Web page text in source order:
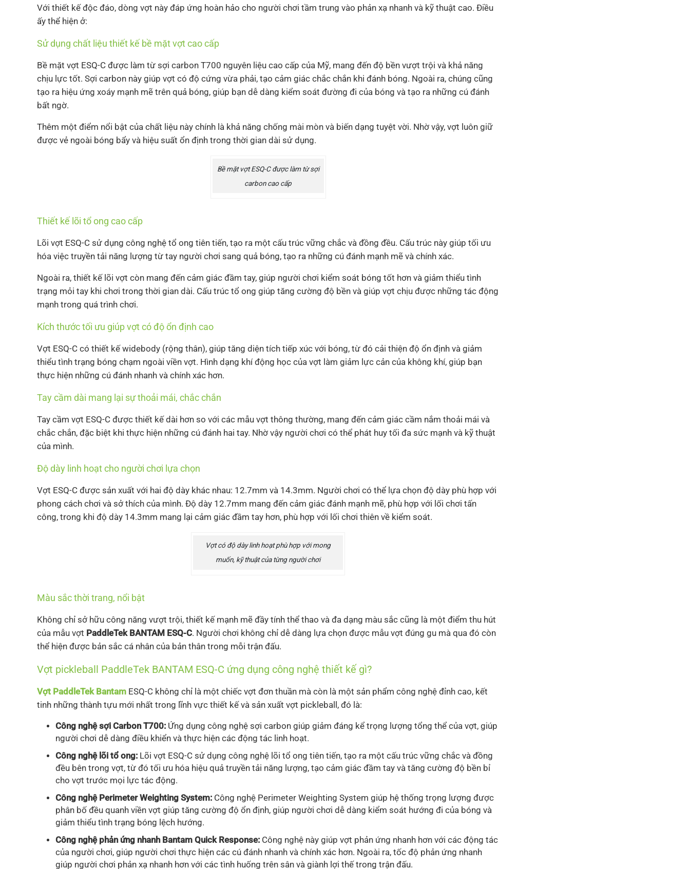
Với thiết kế độc đáo, dòng vợt này đáp ứng hoàn hảo cho người chơi tầm trung vào phản xạ nhanh và kỹ thuật cao. Điều
ấy thể hiện ở:
Sử dụng chất liệu thiết kế bề mặt vợt cao cấp
Bề mặt vợt ESQ-C được làm từ sợi carbon T700 nguyên liệu cao cấp của Mỹ, mang đến độ bền vượt trội và khả năng
chịu lực tốt. Sợi carbon này giúp vợt có độ cứng vừa phải, tạo cảm giác chắc chắn khi đánh bóng. Ngoài ra, chúng cũng
tạo ra hiệu ứng xoáy mạnh mẽ trên quả bóng, giúp bạn dễ dàng kiểm soát đường đi của bóng và tạo ra những cú đánh
bất ngờ.
Thêm một điểm nổi bật của chất liệu này chính là khả năng chống mài mòn và biến dạng tuyệt vời. Nhờ vậy, vợt luôn giữ
được vẻ ngoài bóng bẩy và hiệu suất ổn định trong thời gian dài sử dụng.
Bề mặt vợt ESQ-C được làm từ sợi
carbon cao cấp
Thiết kế lõi tổ ong cao cấp
Lõi vợt ESQ-C sử dụng công nghệ tổ ong tiên tiến, tạo ra một cấu trúc vững chắc và đồng đều. Cấu trúc này giúp tối ưu
hóa việc truyền tải năng lượng từ tay người chơi sang quả bóng, tạo ra những cú đánh mạnh mẽ và chính xác.
Ngoài ra, thiết kế lõi vợt còn mang đến cảm giác đầm tay, giúp người chơi kiểm soát bóng tốt hơn và giảm thiểu tình
trạng mỏi tay khi chơi trong thời gian dài. Cấu trúc tổ ong giúp tăng cường độ bền và giúp vợt chịu được những tác động
mạnh trong quá trình chơi.
Kích thước tối ưu giúp vợt có độ ổn định cao
Vợt ESQ-C có thiết kế widebody (rộng thân), giúp tăng diện tích tiếp xúc với bóng, từ đó cải thiện độ ổn định và giảm
thiểu tình trạng bóng chạm ngoài viền vợt. Hình dạng khí động học của vợt làm giảm lực cản của không khí, giúp bạn
thực hiện những cú đánh nhanh và chính xác hơn.
Tay cầm dài mang lại sự thoải mái, chắc chắn
Tay cầm vợt ESQ-C được thiết kế dài hơn so với các mẫu vợt thông thường, mang đến cảm giác cầm nắm thoải mái và
chắc chắn, đặc biệt khi thực hiện những cú đánh hai tay. Nhờ vậy người chơi có thể phát huy tối đa sức mạnh và kỹ thuật
của mình.
Độ dày linh hoạt cho người chơi lựa chọn
Vợt ESQ-C được sản xuất với hai độ dày khác nhau: 12.7mm và 14.3mm. Người chơi có thể lựa chọn độ dày phù hợp với
phong cách chơi và sở thích của mình. Độ dày 12.7mm mang đến cảm giác đánh mạnh mẽ, phù hợp với lối chơi tấn
công, trong khi độ dày 14.3mm mang lại cảm giác đầm tay hơn, phù hợp với lối chơi thiên về kiểm soát.
Vợt có độ dày linh hoạt phù hợp với mong
muốn, kỹ thuật của từng người chơi
Màu sắc thời trang, nổi bật
Không chỉ sở hữu công năng vượt trội, thiết kế mạnh mẽ đầy tính thể thao và đa dạng màu sắc cũng là một điểm thu hút
của mẫu vợt PaddleTek BANTAM ESQ-C. Người chơi không chỉ dễ dàng lựa chọn được mẫu vợt đúng gu mà qua đó còn
thể hiện được bản sắc cá nhân của bản thân trong mỗi trận đấu.
Vợt pickleball PaddleTek BANTAM ESQ-C ứng dụng công nghệ thiết kế gì?
Vợt PaddleTek Bantam ESQ-C không chỉ là một chiếc vợt đơn thuần mà còn là một sản phẩm công nghệ đỉnh cao, kết
tinh những thành tựu mới nhất trong lĩnh vực thiết kế và sản xuất vợt pickleball, đó là:
Công nghệ sợi Carbon T700: Ứng dụng công nghệ sợi carbon giúp giảm đáng kể trọng lượng tổng thể của vợt, giúp
người chơi dễ dàng điều khiển và thực hiện các động tác linh hoạt.
Công nghệ lõi tổ ong: Lõi vợt ESQ-C sử dụng công nghệ lõi tổ ong tiên tiến, tạo ra một cấu trúc vững chắc và đồng
đều bên trong vợt, từ đó tối ưu hóa hiệu quả truyền tải năng lượng, tạo cảm giác đầm tay và tăng cường độ bền bỉ
cho vợt trước mọi lực tác động.
Công nghệ Perimeter Weighting System: Công nghệ Perimeter Weighting System giúp hệ thống trọng lượng được
phân bố đều quanh viền vợt giúp tăng cường độ ổn định, giúp người chơi dễ dàng kiểm soát hướng đi của bóng và
giảm thiểu tình trạng bóng lệch hướng.
Công nghệ phản ứng nhanh Bantam Quick Response: Công nghệ này giúp vợt phản ứng nhanh hơn với các động tác
của người chơi, giúp người chơi thực hiện các cú đánh nhanh và chính xác hơn. Ngoài ra, tốc độ phản ứng nhanh
giúp người chơi phản xạ nhanh hơn với các tình huống trên sân và giành lợi thế trong trận đấu.